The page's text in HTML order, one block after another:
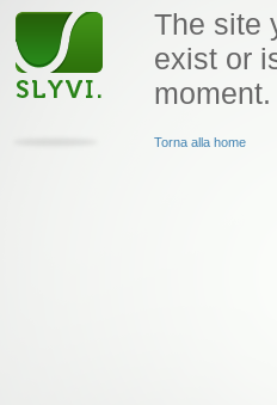
The site
exist or
moment.
Torna alla home